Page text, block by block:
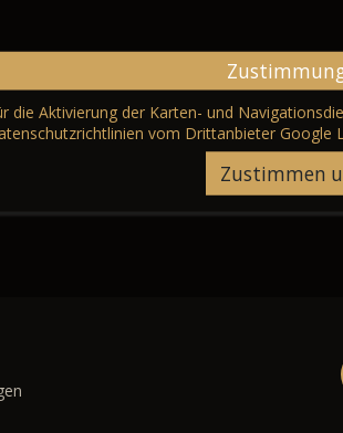
die Aktivierung der Karten- und
vom Drittanbieter Google
Zustimmen